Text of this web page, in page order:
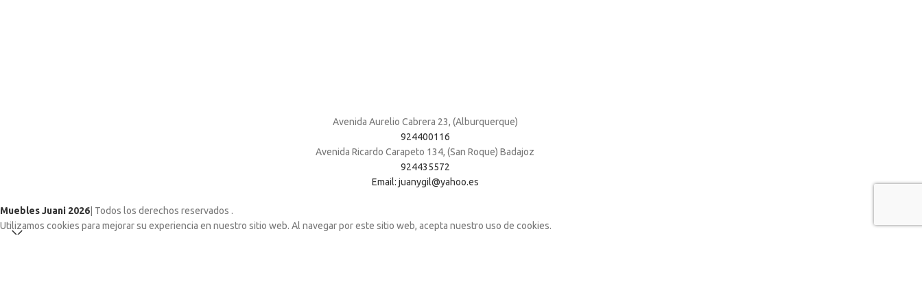
Avenida Aurelio Cabrera 23, (Alburquerque)
924400116
Avenida Ricardo Carapeto 134, (San Roque) Badajoz
924435572
Email: juanygil@yahoo.es
Muebles Juani 2026 | Todos los derechos reservados .
Utilizamos cookies para mejorar su experiencia en nuestro sitio web. Al navegar por este sitio web, acepta nuestro uso de cookies.